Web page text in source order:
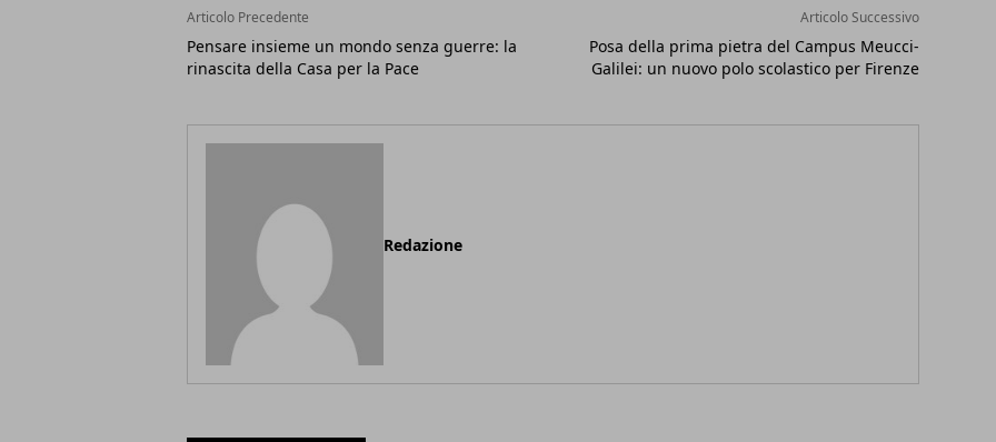
Articolo Precedente
Pensare insieme un mondo senza guerre: la
rinascita della Casa per la Pace
Articolo Successivo
Posa della prima pietra del Campus Meucci-
Galilei: un nuovo polo scolastico per Firenze
Redazione